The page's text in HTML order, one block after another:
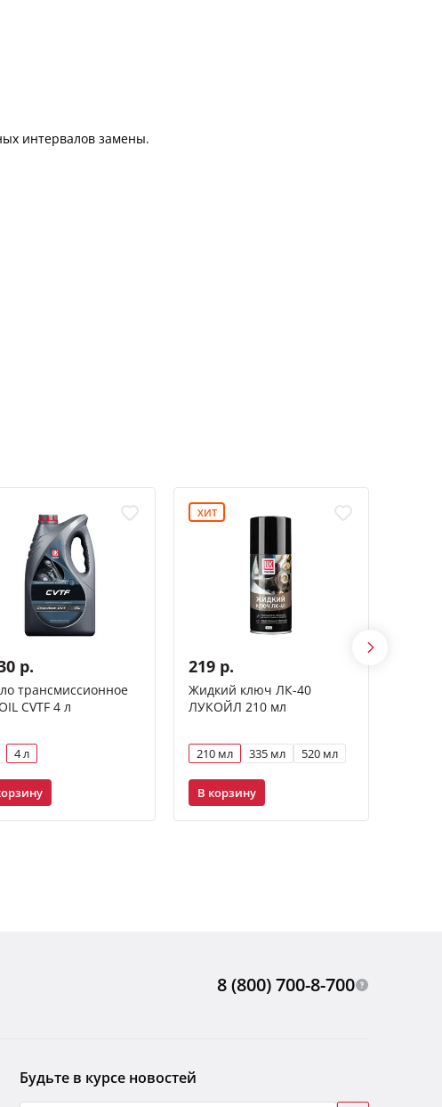
интервалов замены.
р.
трансмиссионное
CVTF 4 л
4 л
ХИТ
219 р.
Жидкий ключ ЛК-40
ЛУКОЙЛ 210 мл
210 мл 335 мл 520 мл
В корзину
8 (800) 700-8-700
Будьте в курсе новостей